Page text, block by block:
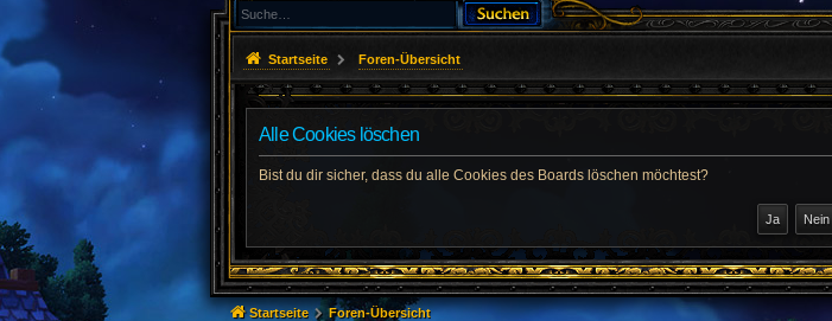
Startseite Foren-Übersicht
Alle Cookies löschen
Bist du dir sicher, dass du alle Cookies des Boards löschen möchtest?
Startseite Foren-Übersicht